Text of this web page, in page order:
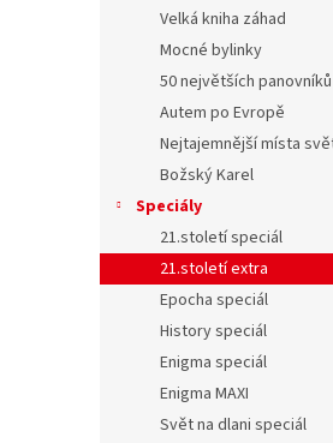
Velká kniha záhad
Mocné bylinky
50 největších
Autem po Evropě
Nejtajemnější místa
Božský Karel
Speciály
21.století speciál
21.století extra
Epocha speciál
History speciál
Enigma speciál
Enigma MAXI
Svět na dlani speciál